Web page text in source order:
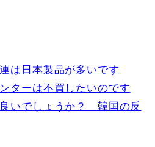
は日本製品が多いです
ターは不買したいのです
いでしょうか？ 韓国の反